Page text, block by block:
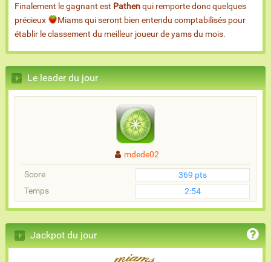
Finalement le gagnant est Pathenqui remporte donc quelques
précieux
Miams qui seront bien entendu comptabilisés pour
établir le classement du meilleur joueur de yams du mois.
Le leader du jour
mdede02
Score
369 pts
Temps
2:54
Jackpot du jour